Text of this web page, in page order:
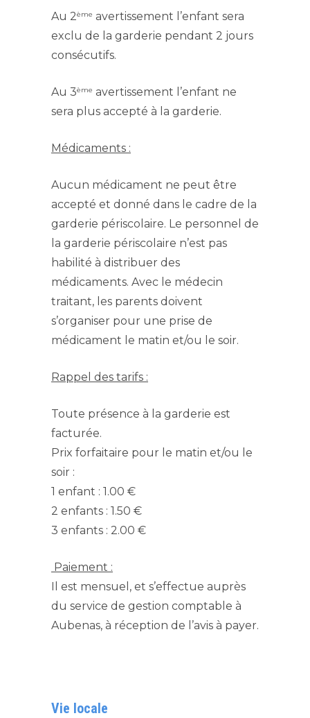
Au 2ème avertissement l’enfant sera
exclu de la garderie pendant 2 jours
consécutifs.
Au 3ème avertissement l’enfant ne
sera plus accepté à la garderie.
Médicaments :
Aucun médicament ne peut être
accepté et donné dans le cadre de la
garderie périscolaire. Le personnel de
la garderie périscolaire n’est pas
habilité à distribuer des
médicaments. Avec le médecin
traitant, les parents doivent
s’organiser pour une prise de
médicament le matin et/ou le soir.
Rappel des tarifs :
Toute présence à la garderie est
facturée.
Prix forfaitaire pour le matin et/ou le
soir :
1 enfant : 1.00 €
2 enfants : 1.50 €
3 enfants : 2.00 €
Paiement :
Il est mensuel, et s’effectue auprès
du service de gestion comptable à
Aubenas, à réception de l’avis à payer.
Vie locale